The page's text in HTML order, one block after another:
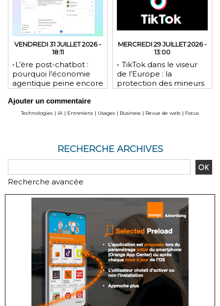
VENDREDI 31 JUILLET 2026 -
18:11
​L’ère post-chatbot :
pourquoi l’économie
agentique peine encore
financières
MERCREDI 29 JUILLET 2026 -
13:00
TikTok dans le viseur
de l’Europe : la
protection des mineurs
Ajouter un commentaire
Technologies | IA | Entretiens | Usages | Business | Revue de web | Focus
RECHERCHE ARCHIVES
Recherche avancée